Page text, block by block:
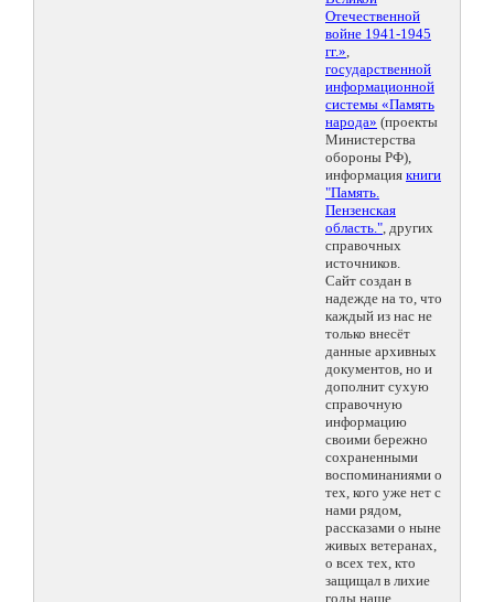
Отечественной
войне 1941-1945
гг.»,
государственной
информационной
системы «Память
народа» (проекты
Министерства
обороны РФ),
информация книги
"Память.
Пензенская
область.", других
справочных
источников.
Сайт создан в
надежде на то, что
каждый из нас не
только внесёт
данные архивных
документов, но и
дополнит сухую
справочную
информацию
своими бережно
сохраненными
воспоминаниями о
тех, кого уже нет с
нами рядом,
рассказами о ныне
живых ветеранах,
о всех тех, кто
защищал в лихие
годы наше